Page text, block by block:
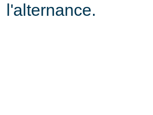
l'alternance.